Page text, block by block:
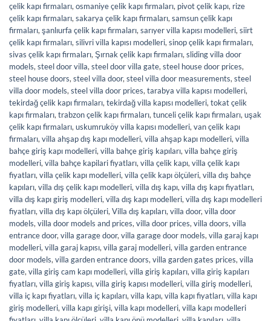
çelik kapı firmaları, osmaniye çelik kapı firmaları, pivot çelik kapı, rize
çelik kapı firmaları, sakarya çelik kapı firmaları, samsun çelik kapı
firmaları, şanlıurfa çelik kapı firmaları, sarıyer villa kapısı modelleri, siirt
çelik kapı firmaları, silivri villa kapısı modelleri, sinop çelik kapı firmaları,
sivas çelik kapı firmaları, Şırnak çelik kapı firmaları, sliding villa door
models, steel door villa, steel door villa gate, steel house door prices,
steel house doors, steel villa door, steel villa door measurements, steel
villa door models, steel villa door prices, tarabya villa kapısı modelleri,
tekirdağ çelik kapı firmaları, tekirdağ villa kapısı modelleri, tokat çelik
kapı firmaları, trabzon çelik kapı firmaları, tunceli çelik kapı firmaları, uşak
çelik kapı firmaları, uskumruköy villa kapısı modelleri, van çelik kapı
firmaları, villa ahşap dış kapı modelleri, villa ahşap kapı modelleri, villa
bahçe giriş kapı modelleri, villa bahçe giriş kapıları, villa bahçe giriş
modelleri, villa bahçe kapilari fiyatları, villa çelik kapı, villa çelik kapı
fiyatları, villa çelik kapı modelleri, villa çelik kapı ölçüleri, villa dış bahçe
kapıları, villa dış çelik kapı modelleri, villa dış kapı, villa dış kapı fiyatları,
villa dış kapı giriş modelleri, villa dış kapı modelleri, villa dış kapı modelleri
fiyatları, villa dış kapı ölçüleri, Villa dış kapıları, villa door, villa door
models, villa door models and prices, villa door prices, villa doors, villa
entrance door, villa garage door, villa garage door models, villa garaj kapı
modelleri, villa garaj kapısı, villa garaj modelleri, villa garden entrance
door models, villa garden entrance doors, villa garden gates prices, villa
gate, villa giriş cam kapı modelleri, villa giriş kapıları, villa giriş kapıları
fiyatları, villa giriş kapısı, villa giriş kapısı modelleri, villa giriş modelleri,
villa iç kapı fiyatları, villa iç kapıları, villa kapı, villa kapı fiyatları, villa kapı
giriş modelleri, villa kapı girişi, villa kapı modelleri, villa kapı modelleri